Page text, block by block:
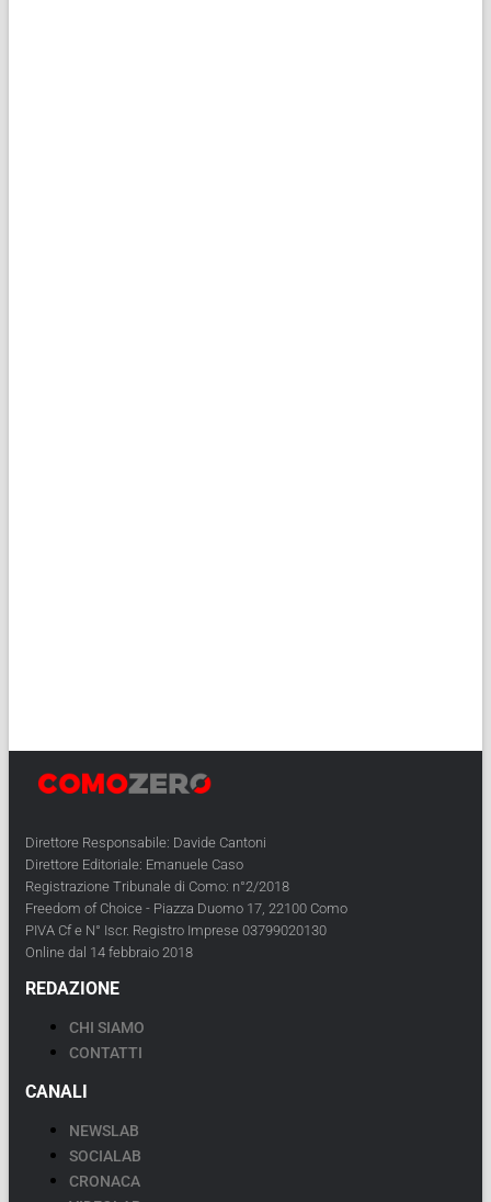
Direttore Responsabile: Davide Cantoni
Direttore Editoriale: Emanuele Caso
Registrazione Tribunale di Como: n°2/2018
Freedom of Choice - Piazza Duomo 17, 22100 Como
PIVA Cf e N° Iscr. Registro Imprese 03799020130
Online dal 14 febbraio 2018
REDAZIONE
CHI SIAMO
CONTATTI
CANALI
NEWSLAB
SOCIALAB
CRONACA